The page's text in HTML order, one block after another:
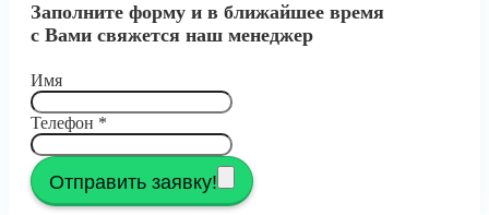
Заполните форму и в ближайшее время
с Вами свяжется наш менеджер
Имя
Телефон *
Отправить заявку!